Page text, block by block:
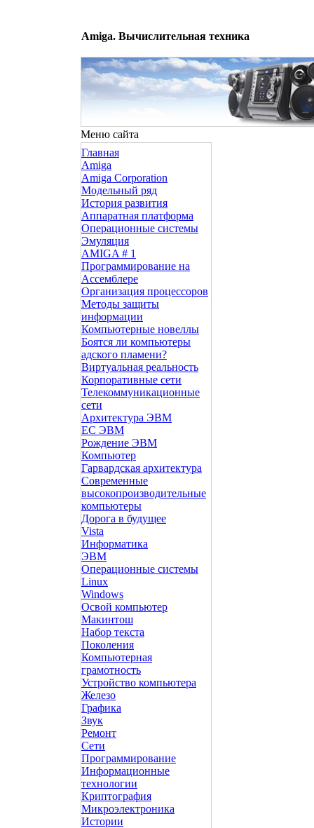
Amiga. Вычислительная техника
Меню сайта
Главная
Amiga
Amiga Corporation
Модельный ряд
История развития
Аппаратная платформа
Операционные системы
Эмуляция
AMIGA # 1
Программирование на
Ассемблере
Организация процессоров
Методы защиты
информации
Компьютерные новеллы
Боятся ли компьютеры
адского пламени?
Виртуальная реальность
Корпоративные сети
Телекоммуникационные
сети
Архитектура ЭВМ
ЕС ЭВМ
Рождение ЭВМ
Компьютер
Гарвардская архитектура
Современные
высокопроизводительные
компьютеры
Дорога в будущее
Vista
Инфоpматика
ЭВМ
Операционные системы
Linux
Windows
Освой компьютер
Макинтош
Набор текста
Поколения
Компьютерная
грамотность
Устройство компьютера
Железо
Графика
Звук
Ремонт
Сети
Программирование
Информационные
технологии
Криптография
Микроэлектроника
Истории